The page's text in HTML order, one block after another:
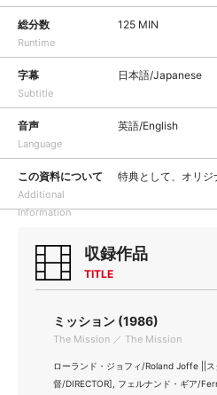
総分数
Runtime
125 MIN
字幕
Subtitle
日本語/Japanese
音声
Language
英語/English
この資料について
Additional
Information
特典として、オリジ
収録作品
TITLE
ミッション (1986)
The Mission ／ The Mission
ローランド・ジョフィ/Roland Joffe ||
督/DIRECTOR], フェルナンド・ギア/